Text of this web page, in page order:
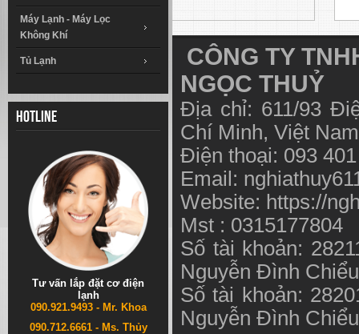
Máy Lạnh - Máy Lọc
Không Khí
Tủ Lạnh
Hotline
Tư vấn lắp đặt cơ điện
lạnh
090.921.9493 - Mr. Khoa
090.712.6661 - Ms. Thủy
CÔNG TY
NGỌC THUỶ
Địa chỉ: 611/93
Chí Minh, Việt
Điện thoại: 093
Email:
Website: https://
Mst : 0315177804
Số tài khoản:
Nguyễn Đình
Số tài khoản:
Nguyễn Đình